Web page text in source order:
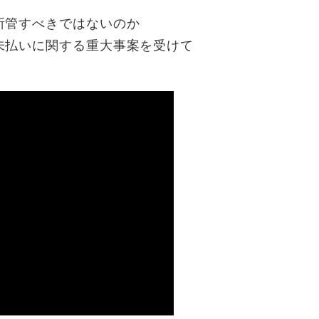
すべきではないのか
いに関する重大事案を受けて